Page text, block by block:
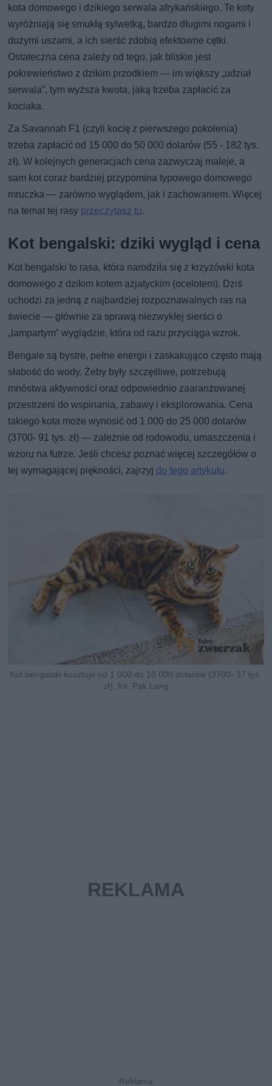
kota domowego i dzikiego serwala afrykańskiego. Te koty
wyróżniają się smukłą sylwetką, bardzo długimi nogami i
dużymi uszami, a ich sierść zdobią efektowne cętki.
Ostateczna cena zależy od tego, jak bliskie jest
pokrewieństwo z dzikim przodkiem — im większy „udział
serwala”, tym wyższa kwota, jaką trzeba zapłacić za
kociaka.
Za Savannah F1 (czyli kocię z pierwszego pokolenia)
trzeba zapłacić od 15 000 do 50 000 dolarów (55 - 182 tys.
zł). W kolejnych generacjach cena zazwyczaj maleje, a
sam kot coraz bardziej przypomina typowego domowego
mruczka — zarówno wyglądem, jak i zachowaniem. Więcej
na temat tej rasy przeczytasz tu.
Kot bengalski: dziki wygląd i cena
Kot bengalski to rasa, która narodziła się z krzyżówki kota
domowego z dzikim kotem azjatyckim (ocelotem). Dziś
uchodzi za jedną z najbardziej rozpoznawalnych ras na
świecie — głównie za sprawą niezwykłej sierści o
„lampartym” wyglądzie, która od razu przyciąga wzrok.
Bengale są bystre, pełne energii i zaskakująco często mają
słabość do wody. Żeby były szczęśliwe, potrzebują
mnóstwa aktywności oraz odpowiednio zaaranżowanej
przestrzeni do wspinania, zabawy i eksplorowania. Cena
takiego kota może wynosić od 1 000 do 25 000 dolarów
(3700- 91 tys. zł) — zależnie od rodowodu, umaszczenia i
wzoru na futrze. Jeśli chcesz poznać więcej szczegółów o
tej wymagającej piękności, zajrzyj do tego artykułu.
Kot bengalski kosztuje od 1 000 do 10 000 dolarów (3700- 37 tys.
zł), fot. Pak Lang